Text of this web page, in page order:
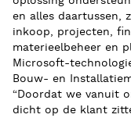
en alles daartussen,
inkoop, projecten,
materieelbeheer en
Microsoft-
Bouw- en
“Doordat we vanuit
dicht op de klant